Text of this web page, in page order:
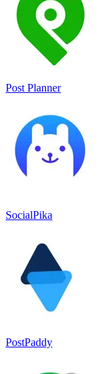
Post Planner
SocialPika
PostPaddy